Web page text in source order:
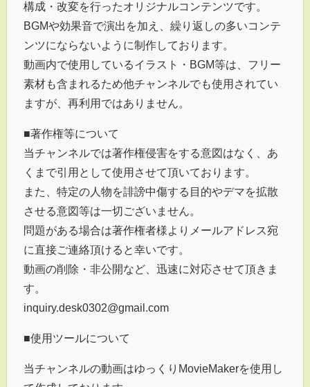
構成・改変を行ったオリジナルコンテンツです。
BGMや効果音で演出を加え、繰り返しの多いコンテ
ンツにならないように制作しております。
動画内で使用しているイラスト・BGM等は、フリー
素材も含まれるため他チャンネルでも使用されてい
ますが、再利用ではありません。
■著作権等について
当チャンネルでは著作権侵害をする意図はなく、あ
くまで引用として使用させて頂いております。
また、特定の人物を誹謗中傷する目的やデマを拡散
させる意図等は一切ございません。
問題がある場合は著作権者様よりメールアドレス宛
に直接ご連絡頂けると幸いです。
動画の削除・非公開など、迅速に対応させて頂きま
す。
inquiry.desk0302@gmail.com
■使用ツールについて
当チャンネルの動画はゆっくりMovieMakerを使用し